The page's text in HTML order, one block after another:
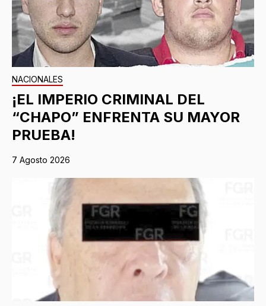
NACIONALES
¡EL IMPERIO CRIMINAL DEL
“CHAPO” ENFRENTA SU MAYOR
PRUEBA!
7 Agosto 2026